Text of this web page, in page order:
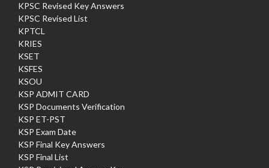
KPSC Revised Key Answers
KPSC Revised List
KPTCL
KRIES
KSET
KSFES
KSOU
KSP ADMIT CARD
KSP Documents Verification
KSP ET-PST
KSP Exam Date
KSP Final Key Answers
KSP Final List